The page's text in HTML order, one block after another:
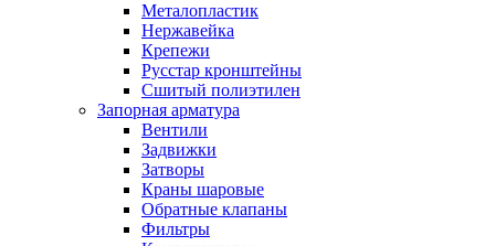
Металопластик
Нержавейка
Крепежи
Русстар кронштейны
Сшитый полиэтилен
Запорная арматура
Вентили
Задвижки
Затворы
Краны шаровые
Обратные клапаны
Фильтры